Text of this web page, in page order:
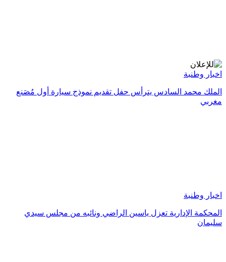
اخبار وطنبة
الملك محمد السادس يترأس حفل تقديم نموذج سيارة أول مُصَنع
مغربي
اخبار وطنبة
المحكمة الإدارية تعزل ياسين الراضي ونائبه من مجلس سيدي
سليمان